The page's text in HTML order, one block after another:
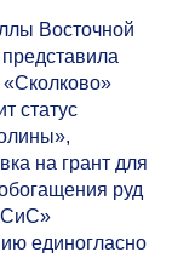
Восточной
статус
на грант для
руд
единогласно